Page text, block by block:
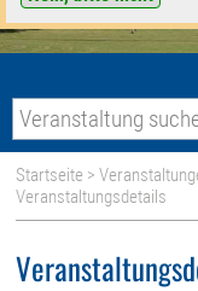
Startseite >
Veranstaltungsdetails